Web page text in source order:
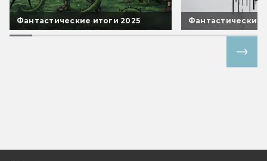
Фантастические итоги 2025 Фантастические